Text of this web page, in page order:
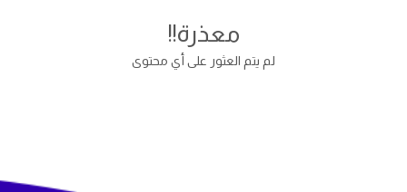
معذرة!!
لم يتم العثور على أي محتوى